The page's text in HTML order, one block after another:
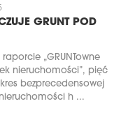
GRUNT POD
„GRUNTowne
nieruchomości”, pięć
bezprecedensowej
h ...